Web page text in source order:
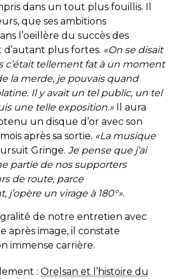
dans un tout plus fouillis. Il
que ses ambitions
l’oeillère du succès des
d’autant plus fortes. «On se disait
c’était tellement fat à un moment
la merde, je pouvais quand
Il y avait un tel public, un tel
une telle exposition.» Il aura
un disque d’or avec son
après sa sortie. «La musique
Gringe. Je pense que j’ai
partie de nos supporters
de route, parce
j’opère un virage à 180°».
de notre entretien avec
après image, il constate
immense carrière.
: Orelsan et l’histoire du